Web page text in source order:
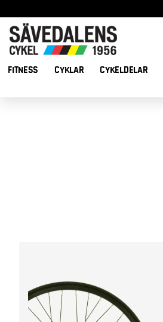
FITNESS CYKLAR CYKELDELAR